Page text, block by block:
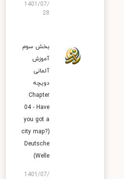
1401/07/
28
بخش سوم
آموزش
آلمانی
دویچه
Chapter
04 - Have
you got a
city map?)
Deutsche
Welle)
1401/07/